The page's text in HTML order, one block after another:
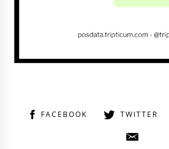
FACEBOOK TWITTER